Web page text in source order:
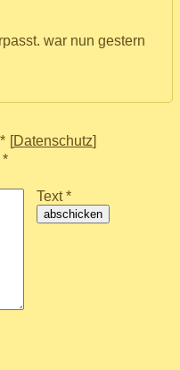
war nun gestern
* [Datenschutz]
*
Text *
abschicken